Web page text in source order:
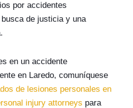
por accidentes
de justicia y una
en un accidente
en Laredo, comuníquese
de lesiones personales en
injury attorneys para